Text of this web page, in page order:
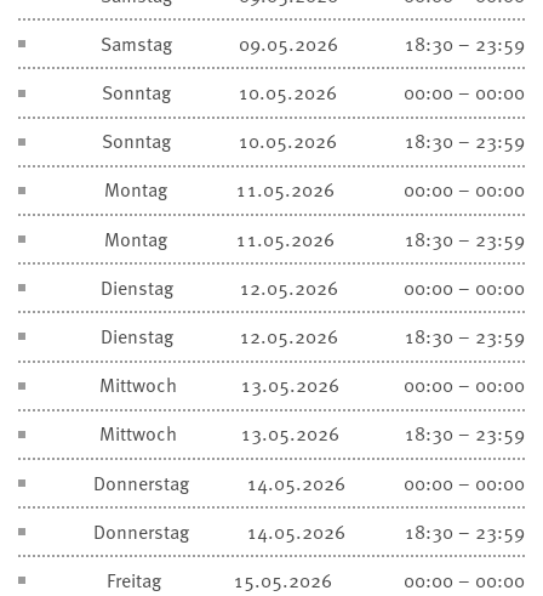
Samstag
09.05.2026
18:30 – 23:59
Sonntag
10.05.2026
00:00 – 00:00
Sonntag
10.05.2026
18:30 – 23:59
Montag
11.05.2026
00:00 – 00:00
Montag
11.05.2026
18:30 – 23:59
Dienstag
12.05.2026
00:00 – 00:00
Dienstag
12.05.2026
18:30 – 23:59
Mittwoch
13.05.2026
00:00 – 00:00
Mittwoch
13.05.2026
18:30 – 23:59
Donnerstag
14.05.2026
00:00 – 00:00
Donnerstag
14.05.2026
18:30 – 23:59
Freitag
15.05.2026
00:00 – 00:00